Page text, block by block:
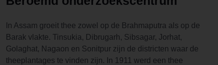
In Assam groeit thee zowel op de Brahmaputra als op de
Barak vlakte. Tinsukia, Dibrugarh, Sibsagar, Jorhat,
Golaghat, Nagaon en Sonitpur zijn de districten waar de
theeplantages te vinden zijn. In 1911 werd een thee